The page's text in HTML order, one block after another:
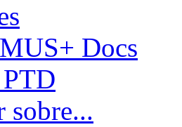
Docs
sobre...